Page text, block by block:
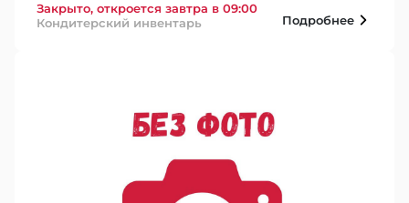
Закрыто, откроется завтра в 09:00
Кондитерский инвентарь
Подробнее